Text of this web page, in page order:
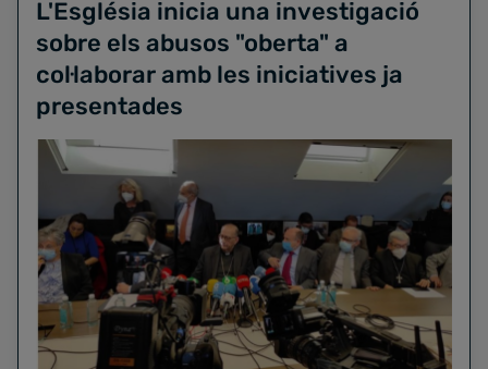
L'Església inicia una investigació
sobre els abusos "oberta" a
col·laborar amb les iniciatives ja
presentades